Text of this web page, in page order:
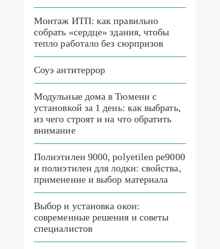
Монтаж ИТП: как правильно
собрать «сердце» здания, чтобы
тепло работало без сюрпризов
Соуэ антитеррор
Модульные дома в Тюмени с
установкой за 1 день: как выбрать,
из чего строят и на что обратить
внимание
Полиэтилен 9000, polyetilen pe9000
и полиэтилен для лодки: свойства,
применение и выбор материала
Выбор и установка окон:
современные решения и советы
специалистов